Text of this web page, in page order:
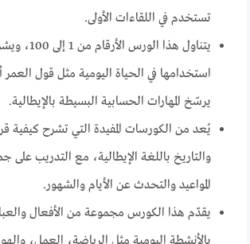
تستخدم في اللقاءات الأولى.
يتناول هذا الورس
استخدامها في الحياة اليومية مثل قول العمر
يرسّخ المهارات الحسابية البسيطة بالإيطالية.
يُعد من الكورسات المفيدة التي تشرح كيفية
والتاريخ باللغة الإيطالية، مع التدريب
المواعيد والتحدث عن الأيام والشهور.
يقدّم هذا الكورس مجموعة من الأفعال